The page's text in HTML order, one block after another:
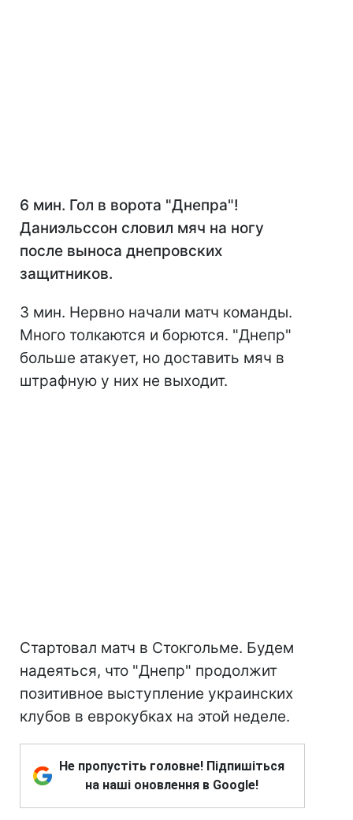
6 мин. Гол в ворота "Днепра"!
Даниэльссон словил мяч на ногу
после выноса днепровских
защитников.
3 мин. Нервно начали матч команды.
Много толкаются и борются. "Днепр"
больше атакует, но доставить мяч в
штрафную у них не выходит.
Стартовал матч в Стокгольме. Будем
надеяться, что "Днепр" продолжит
позитивное выступление украинских
клубов в еврокубках на этой неделе.
Не пропустіть головне! Підпишіться
на наші оновлення в Google!